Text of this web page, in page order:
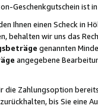
Geschenkgutschein ist
Ihnen einen Scheck in
behalten wir uns das
genannten
angegebene
Zahlungsoption
bis Sie